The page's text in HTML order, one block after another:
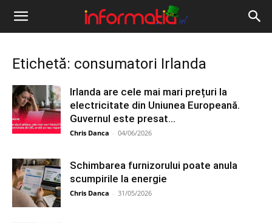
Informația
Etichetă: consumatori Irlanda
Irlanda are cele mai mari prețuri la
electricitate din Uniunea Europeană.
Guvernul este presat...
Chris Danca - 04/06/2026
Schimbarea furnizorului poate anula
scumpirile la energie
Chris Danca - 31/05/2026